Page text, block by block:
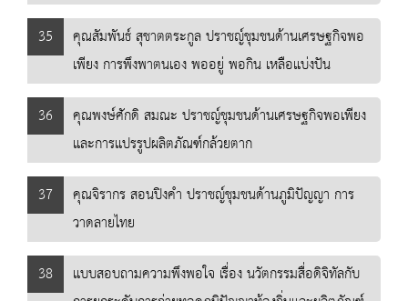
35
คุณสัมพันธ์ สุชาตตระกูล ปราชญ์ชุมชนด้านเศรษฐกิจพอ
เพียง การพึงพาตนเอง พออยู่ พอกิน เหลือแบ่งปัน
36
คุณพงษ์ศักดิ สมณะ ปราชญ์ชุมชนด้านเศรษฐกิจพอเพียง
และการแปรรูปผลิตภัณฑ์กล้วยตาก
37
คุณจิรากร สอนปิงคำ ปราชญ์ชุมชนด้านภูมิปัญญา การ
วาดลายไทย
38
แบบสอบถามความพึงพอใจ เรื่อง นวัตกรรมสื่อดิจิทัลกับ